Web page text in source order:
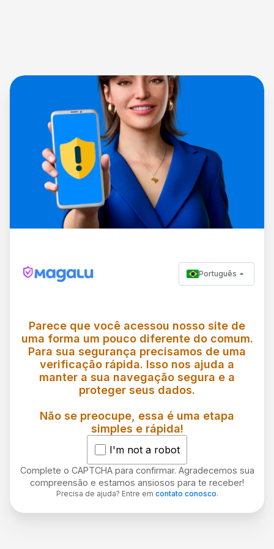
Português
Parece que você acessou nosso site de
uma forma um pouco diferente do comum.
Para sua segurança precisamos de uma
verificação rápida. Isso nos ajuda a
manter a sua navegação segura e a
proteger seus dados.
Não se preocupe, essa é uma etapa
simples e rápida!
I'm not a robot
Complete o CAPTCHA para confirmar. Agradecemos sua
compreensão e estamos ansiosos para te receber!
Precisa de ajuda? Entre em contato conosco.